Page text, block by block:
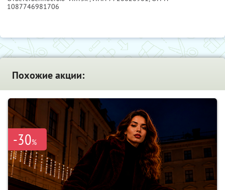
1087746981706
Похожие акции:
-30%